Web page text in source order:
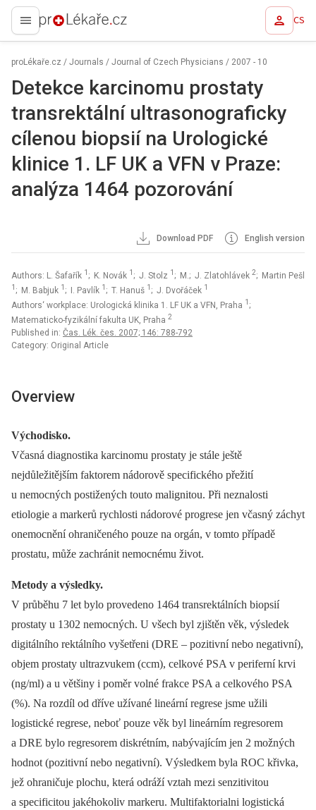
proLékaře.cz CS
proLékaře.cz / Journals / Journal of Czech Physicians / 2007 - 10
Detekce karcinomu prostaty
transrektální ultrasonograficky
cílenou biopsií na Urologické
klinice 1. LF UK a VFN v Praze:
analýza 1464 pozorování
Download PDF English version
Authors: L. Šafařík 1 ; K. Novák 1 ; J. Stolz 1 ; M.; J. Zlatohlávek 2; Martin Pešl
1 ; M. Babjuk 1 ; I. Pavlík 1 ; T. Hanuš 1 ; J. Dvořáček 1
Authors‘ workplace: Urologická klinika 1. LF UK a VFN, Praha 1 ;
Matematicko-fyzikální fakulta UK, Praha 2
Published in: Čas. Lék. čes. 2007; 146: 788-792
Category: Original Article
Overview
Východisko.
Včasná diagnostika karcinomu prostaty je stále ještě
nejdůležitějším faktorem nádorově specifického přežití
u nemocných postižených touto malignitou. Při neznalosti
etiologie a markerů rychlosti nádorové progrese jen včasný záchyt
onemocnění ohraničeného pouze na orgán, v tomto případě
prostatu, může zachránit nemocnému život.
Metody a výsledky.
V průběhu 7 let bylo provedeno 1464 transrektálních biopsií
prostaty u 1302 nemocných. U všech byl zjištěn věk, výsledek
digitálního rektálního vyšetřeni (DRE –⁠ pozitivní nebo negativní),
objem prostaty ultrazvukem (ccm), celkové PSA v periferní krvi
(ng/ml) a u většiny i poměr volné frakce PSA a celkového PSA
(%). Na rozdíl od dříve užívané lineární regrese jsme užili
logistické regrese, neboť pouze věk byl lineárním regresorem
a DRE bylo regresorem diskrétním, nabývajícím jen 2 možných
hodnot (pozitivní nebo negativní). Výsledkem byla ROC křivka,
jež ohraničuje plochu, která odráží vztah mezi senzitivitou
a specificitou jakéhokoliv markeru. Multifaktorialni logistická